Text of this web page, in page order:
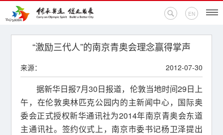
EN
首页
新闻中心
活动专题
奥运百科
“激励三代人”的南京青奥会理念赢得掌声
来源： 2012-07-30
据新华日报7月30日报道，伦敦当地时间29日上
午，在伦敦奥林匹克公园内的主新闻中心，国际奥
委会正式授权新华通讯社为2014年南京青奥会东道
主通讯社。签约仪式上，南京市委书记杨卫泽提出